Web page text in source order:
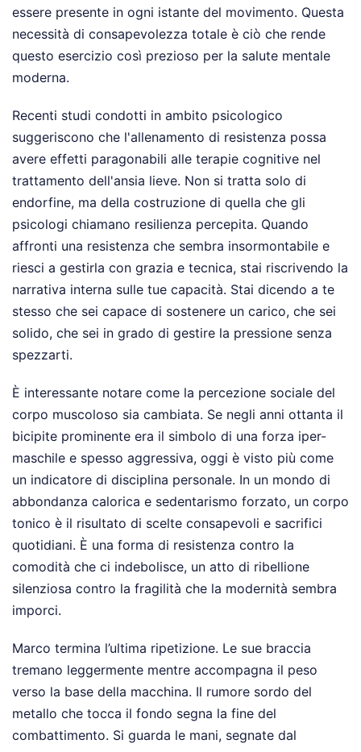
essere presente in ogni istante del movimento. Questa
necessità di consapevolezza totale è ciò che rende
questo esercizio così prezioso per la salute mentale
moderna.
Recenti studi condotti in ambito psicologico
suggeriscono che l'allenamento di resistenza possa
avere effetti paragonabili alle terapie cognitive nel
trattamento dell'ansia lieve. Non si tratta solo di
endorfine, ma della costruzione di quella che gli
psicologi chiamano resilienza percepita. Quando
affronti una resistenza che sembra insormontabile e
riesci a gestirla con grazia e tecnica, stai riscrivendo la
narrativa interna sulle tue capacità. Stai dicendo a te
stesso che sei capace di sostenere un carico, che sei
solido, che sei in grado di gestire la pressione senza
spezzarti.
È interessante notare come la percezione sociale del
corpo muscoloso sia cambiata. Se negli anni ottanta il
bicipite prominente era il simbolo di una forza iper-
maschile e spesso aggressiva, oggi è visto più come
un indicatore di disciplina personale. In un mondo di
abbondanza calorica e sedentarismo forzato, un corpo
tonico è il risultato di scelte consapevoli e sacrifici
quotidiani. È una forma di resistenza contro la
comodità che ci indebolisce, un atto di ribellione
silenziosa contro la fragilità che la modernità sembra
imporci.
Marco termina l’ultima ripetizione. Le sue braccia
tremano leggermente mentre accompagna il peso
verso la base della macchina. Il rumore sordo del
metallo che tocca il fondo segna la fine del
combattimento. Si guarda le mani, segnate dal